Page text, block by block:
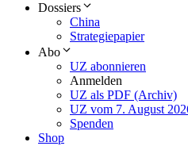
Dossiers
China
Strategiepapier
Abo
UZ abonnieren
Anmelden
UZ als PDF (Archiv)
UZ vom 7. August
Spenden
Shop